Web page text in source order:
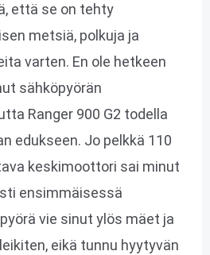
että se on tehty
metsiä, polkuja ja
varten. En ole hetkeen
sähköpyörän
Ranger 900 G2 todella
edukseen. Jo pelkkä 110
keskimoottori sai minut
ensimmäisessä
vie sinut ylös mäet ja
eikä tunnu hyytyvän